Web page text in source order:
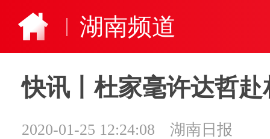
湖南频道
快讯丨杜家毫许达哲
2020-01-25 12:24:08
湖南日报